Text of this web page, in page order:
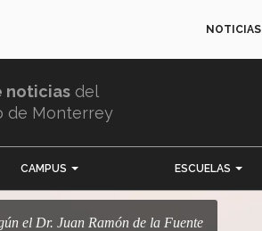
NOTICIAS
noticias del
de Monterrey
CAMPUS ESCUELAS
el Dr. Juan Ramón de la Fuente